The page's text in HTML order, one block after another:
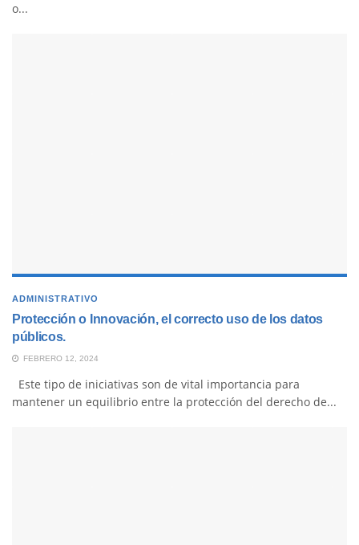
o...
ADMINISTRATIVO
Protección o Innovación, el correcto uso de los datos
públicos.
FEBRERO 12, 2024
Este tipo de iniciativas son de vital importancia para
mantener un equilibrio entre la protección del derecho de...